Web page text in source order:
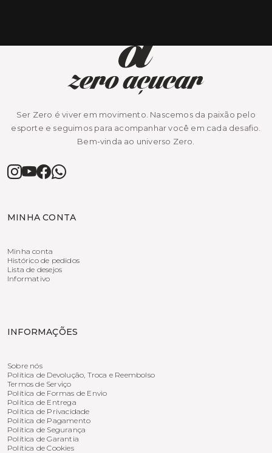
Ser Zero é viver em movimento. Nascemos da paixão pelo
esporte e seguimos para acompanhar você em cada desafio.
Bem-vinda ao universo Zero.
MINHA CONTA
Minha conta
Histórico de pedidos
Lista de desejos
Informativo
INFORMAÇÕES
Sobre nós
Política de Devolução, Troca e Reembolso
Termos de Serviço
Política de Formas de Envio
Política de Entrega
Política de Privacidade
Política de Pagamento
Política de Segurança
Política de Garantia
Política de Cookies